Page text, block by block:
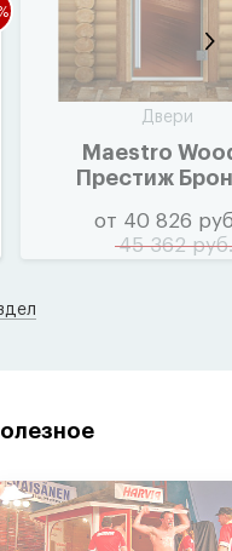
Двери
Maestro
Престиж
от 40 826
45 362 руб.